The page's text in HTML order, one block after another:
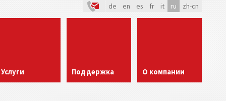
de en es fr it ru zh-cn
Услуги Поддержка О компании